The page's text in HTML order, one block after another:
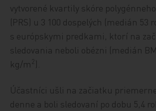
vytvorené kvartily skóre
(PRS) u 3 100 dospelých (medián 53
s európskymi predkami, ktorí na
sledovania neboli obézni (medián
kg/m 2).
Účastníci ušli na začiatku
denne a boli sledovaní po dobu 5,4